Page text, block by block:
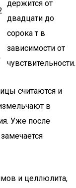
держится от
двадцати до
сорока т в
зависимости от
чувствительности.
считаются и
в
Уже после
и целлюлита,